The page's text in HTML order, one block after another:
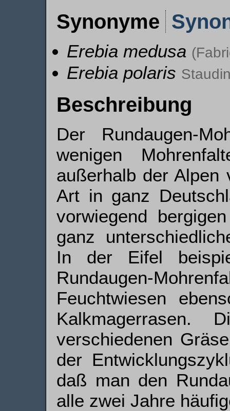
Synonyme
Erebia medusa
Erebia polaris
Beschreibung
Der Rundaugen-
wenigen
außerhalb der Alpen
Art in ganz
vorwiegend
ganz
In der Eifel
Rundaugen-
Feuchtwiesen
Kalkmagerrasen.
verschiedenen
der
daß man den
alle zwei Jahre